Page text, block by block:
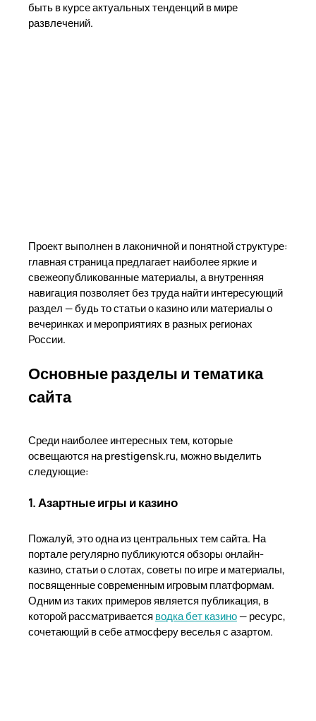
быть в курсе актуальных тенденций в мире
развлечений.
Проект выполнен в лаконичной и понятной структуре:
главная страница предлагает наиболее яркие и
свежеопубликованные материалы, а внутренняя
навигация позволяет без труда найти интересующий
раздел — будь то статьи о казино или материалы о
вечеринках и мероприятиях в разных регионах
России.
Основные разделы и тематика
сайта
Среди наиболее интересных тем, которые
освещаются на prestigensk.ru, можно выделить
следующие:
1. Азартные игры и казино
Пожалуй, это одна из центральных тем сайта. На
портале регулярно публикуются обзоры онлайн-
казино, статьи о слотах, советы по игре и материалы,
посвященные современным игровым платформам.
Одним из таких примеров является публикация, в
которой рассматривается водка бет казино— ресурс,
сочетающий в себе атмосферу веселья с азартом.